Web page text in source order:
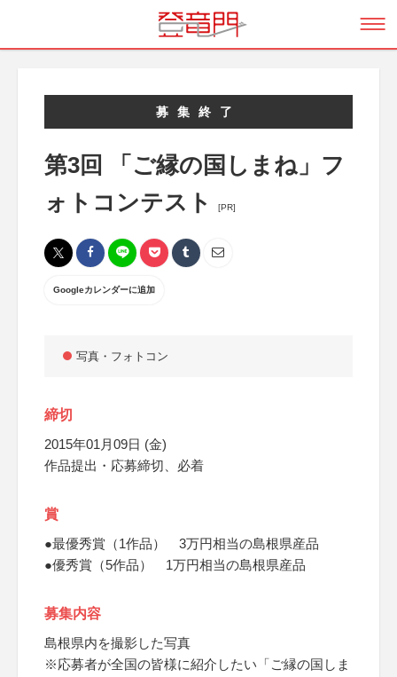
募集終了
第3回 「ご縁の国しまね」フ
ォトコンテスト
[PR]
Googleカレンダーに追加
写真・フォトコン
締切
2015年01月09日 (金)
作品提出・応募締切、必着
賞
●最優秀賞（1作品） 3万円相当の島根県産品
●優秀賞（5作品） 1万円相当の島根県産品
募集内容
島根県内を撮影した写真
※応募者が全国の皆様に紹介したい「ご縁の国しま